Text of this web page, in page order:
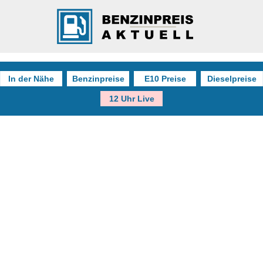
In der Nähe Benzinpreise E10 Preise Dieselpreise
12 Uhr Live